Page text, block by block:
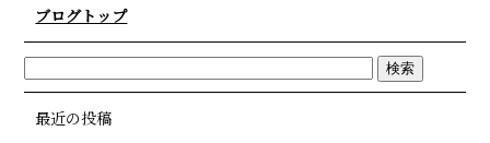
ブログトップ
最近の投稿